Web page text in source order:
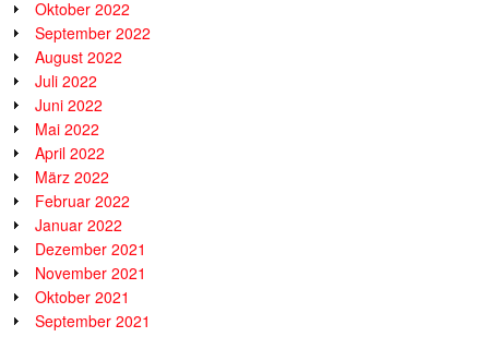
Oktober 2022
September 2022
August 2022
Juli 2022
Juni 2022
Mai 2022
April 2022
März 2022
Februar 2022
Januar 2022
Dezember 2021
November 2021
Oktober 2021
September 2021